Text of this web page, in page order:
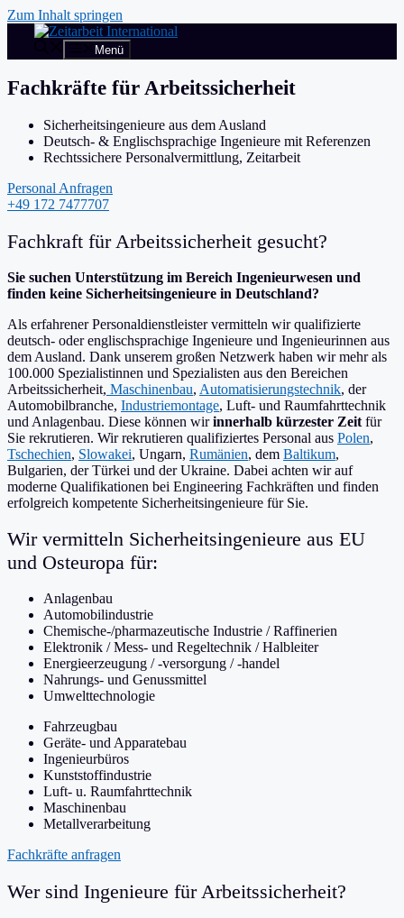
Zum Inhalt springen
Menü
Fachkräfte für Arbeitssicherheit
Sicherheitsingenieure aus dem Ausland
Deutsch- & Englischsprachige Ingenieure mit Referenzen
Rechtssichere Personalvermittlung, Zeitarbeit
Personal Anfragen
+49 172 7477707
Fachkraft für Arbeitssicherheit gesucht?
Sie suchen Unterstützung im Bereich Ingenieurwesen und
finden keine Sicherheitsingenieure in Deutschland?
Als erfahrener Personaldienstleister vermitteln wir qualifizierte
deutsch- oder englischsprachige Ingenieure und Ingenieurinnen aus
dem Ausland. Dank unserem großen Netzwerk haben wir mehr als
100.000 Spezialistinnen und Spezialisten aus den Bereichen
Arbeitssicherheit, Maschinenbau, Automatisierungstechnik, der
Automobilbranche, Industriemontage, Luft- und Raumfahrttechnik
und Anlagenbau. Diese können wirinnerhalb kürzester Zeit für
Sie rekrutieren. Wir rekrutieren qualifiziertes Personal aus Polen,
Tschechien, Slowakei, Ungarn, Rumänien, dem Baltikum,
Bulgarien, der Türkei und der Ukraine. Dabei achten wir auf
moderne Qualifikationen bei Engineering Fachkräften und finden
erfolgreich kompetente Sicherheitsingenieure für Sie.
Wir vermitteln Sicherheitsingenieure aus EU
und Osteuropa für:
Anlagenbau
Automobilindustrie
Chemische-/pharmazeutische Industrie / Raffinerien
Elektronik / Mess- und Regeltechnik / Halbleiter
Energieerzeugung / -versorgung / -handel
Nahrungs- und Genussmittel
Umwelttechnologie
Fahrzeugbau
Geräte- und Apparatebau
Ingenieurbüros
Kunststoffindustrie
Luft- u. Raumfahrttechnik
Maschinenbau
Metallverarbeitung
Fachkräfte anfragen
Wer sind Ingenieure für Arbeitssicherheit?